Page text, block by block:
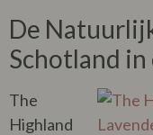
De
Schotland in
The
Highland